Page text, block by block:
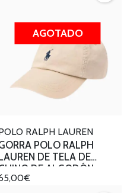
AGOTADO
RALPH LAUREN
POLO RALPH
LAUREN DE TELA DE
CHINO DE ALGODÓN